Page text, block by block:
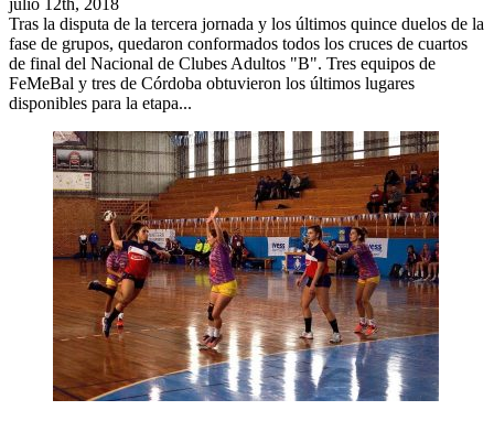
Tras la disputa de la tercera jornada y los últimos quince duelos de la
fase de grupos, quedaron conformados todos los cruces de cuartos
de final del Nacional de Clubes Adultos "B". Tres equipos de
FeMeBal y tres de Córdoba obtuvieron los últimos lugares
disponibles para la etapa...